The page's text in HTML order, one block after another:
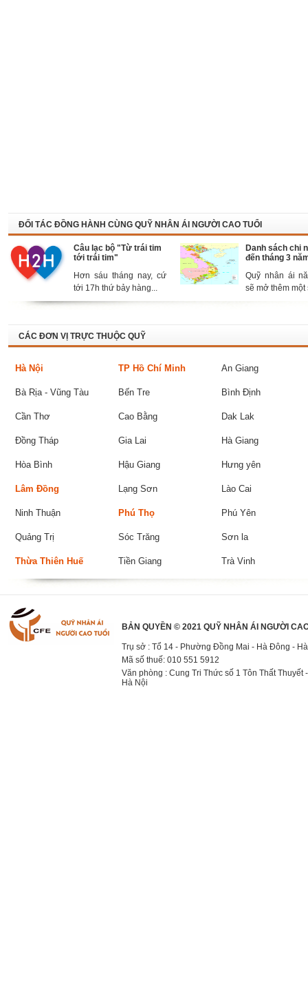
ĐỐI TÁC ĐỒNG HÀNH CÙNG QUỸ NHÂN ÁI NGƯỜI CAO TUỔI
Câu lạc bộ "Từ trái tim
tới trái tim"
Hơn sáu tháng nay, cứ
tới 17h thứ bảy hàng...
Danh sách chi
đến tháng 3
Quỹ nhân ái
sẽ mở thêm một
CÁC ĐƠN VỊ TRỰC THUỘC QUỸ
Hà Nội TP Hồ Chí Minh An Giang
Bà Rịa - Vũng Tàu Bến Tre Bình Định
Cần Thơ Cao Bằng Dak Lak
Đồng Tháp Gia Lai Hà Giang
Hòa Bình Hậu Giang Hưng yên
Lâm Đồng Lạng Sơn Lào Cai
Ninh Thuận Phú Thọ Phú Yên
Quảng Trị Sóc Trăng Sơn la
Thừa Thiên Huế Tiền Giang Trà Vinh
BẢN QUYỀN © 2021 QUỸ NHÂN ÁI NGƯỜI
Trụ sở : Tổ 14 - Phường Đồng Mai - Hà Đông -
Mã số thuế: 010 551 5912
Văn phòng : Cung Tri Thức số 1 Tôn Thất Thuyết
Hà Nội